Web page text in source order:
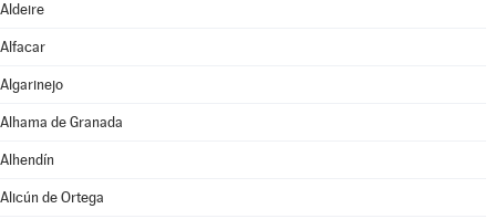
Aldeire
Alfacar
Algarinejo
Alhama de Granada
Alhendín
Alicún de Ortega